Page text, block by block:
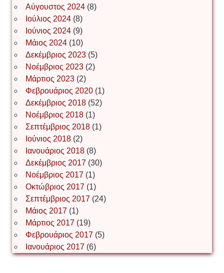
Νίκος Λυγερός
Іван Буртик
Іван Наконечний
Інга Короткевич
Ірина Ключковська
Ірина Наконечна
Αύγουστος 2024(8)
Ιούλιος 2024(8)
Ιούνιος 2024(9)
Μάιος 2024(10)
Δεκέμβριος 2023(5)
Νοέμβριος 2023(2)
Μάρτιος 2023(2)
Φεβρουάριος 2020(1)
Δεκέμβριος 2018(52)
Νοέμβριος 2018(1)
Σεπτέμβριος 2018(1)
Ιούνιος 2018(2)
Ιανουάριος 2018(8)
Δεκέμβριος 2017 (30)
Νοέμβριος 2017 (1)
Οκτώβριος 2017 (1)
Σεπτέμβριος 2017 (24)
Μάιος 2017 (1)
Μάρτιος 2017 (19)
Φεβρουάριος 2017 (5)
Ιανουάριος 2017 (6)